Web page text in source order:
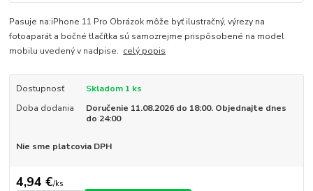
Pasuje na:iPhone 11 Pro Obrázok môže byť ilustračný, výrezy na
fotoaparát a bočné tlačítka sú samozrejme prispôsobené na model
mobilu uvedený v nadpise. celý popis
Dostupnosť
Skladom 1 ks
Doba dodania
Doručenie 11.08.2026 do 18:00. Objednajte dnes
do 24:00
Nie sme platcovia DPH
4,94 €/ks